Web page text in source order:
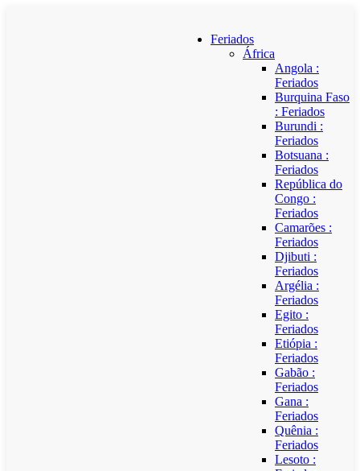
Feriados
África
Angola :
Feriados
Burquina Faso
: Feriados
Burundi :
Feriados
Botsuana :
Feriados
República do
Congo :
Feriados
Camarões :
Feriados
Djibuti :
Feriados
Argélia :
Feriados
Egito :
Feriados
Etiópia :
Feriados
Gabão :
Feriados
Gana :
Feriados
Quênia :
Feriados
Lesoto :